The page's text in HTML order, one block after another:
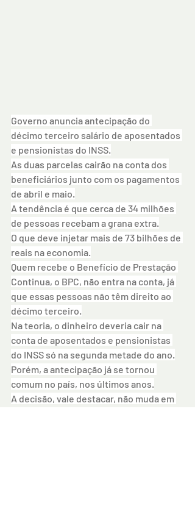
Governo anuncia antecipação do
décimo terceiro salário de aposentados
e pensionistas do INSS.
As duas parcelas cairão na conta dos
beneficiários junto com os pagamentos
de abril e maio.
A tendência é que cerca de 34 milhões
de pessoas recebam a grana extra.
O que deve injetar mais de 73 bilhões de
reais na economia.
Quem recebe o Benefício de Prestação
Continua, o BPC, não entra na conta, já
que essas pessoas não têm direito ao
décimo terceiro.
Na teoria, o dinheiro deveria cair na
conta de aposentados e pensionistas
do INSS só na segunda metade do ano.
Porém, a antecipação já se tornou
comum no país, nos últimos anos.
A decisão, vale destacar, não muda em